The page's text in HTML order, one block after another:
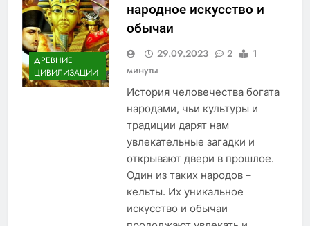
ДРЕВНИЕ
ЦИВИЛИЗАЦИИ
народное искусство и
обычаи
29.09.2023 2
1
минуты
История человечества богата
народами, чьи культуры и
традиции дарят нам
увлекательные загадки и
открывают двери в прошлое.
Один из таких народов –
кельты. Их уникальное
искусство и обычаи